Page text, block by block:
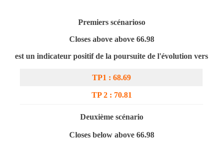
Premiers scénarioso
Closes above above 66.98
est un indicateur positif de la poursuite de l'évolution vers
TP1 : 68.69
TP 2 : 70.81
Deuxième scénario
Closes below above 66.98